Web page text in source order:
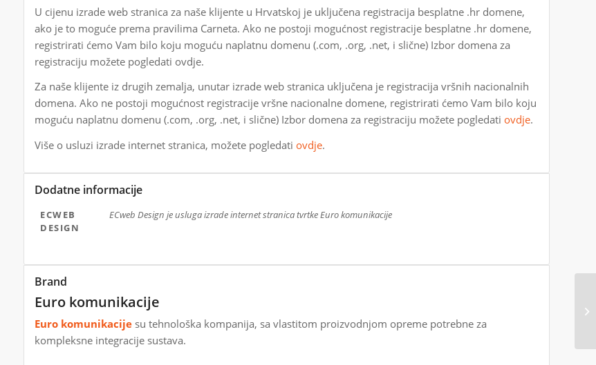
U cijenu izrade web stranica za naše klijente u Hrvatskoj je uključena registracija besplatne .hr domene,
ako je to moguće prema pravilima Carneta. Ako ne postoji mogućnost registracije besplatne .hr domene,
registrirati ćemo Vam bilo koju moguću naplatnu domenu (.com, .org, .net, i slične) Izbor domena za
registraciju možete pogledati ovdje.
Za naše klijente iz drugih zemalja, unutar izrade web stranica uključena je registracija vršnih nacionalnih
domena. Ako ne postoji mogućnost registracije vršne nacionalne domene, registrirati ćemo Vam bilo koju
moguću naplatnu domenu (.com, .org, .net, i slične) Izbor domena za registraciju možete pogledatiovdje.
Više o usluzi izrade internet stranica, možete pogledatiovdje.
Dodatne informacije
ECWEB
DESIGN
ECweb Design je usluga izrade internet stranica tvrtke Euro komunikacije
Brand
Euro komunikacije
Euro komunikacije su tehnološka kompanija, sa vlastitom proizvodnjom opreme potrebne za
kompleksne integracije sustava.